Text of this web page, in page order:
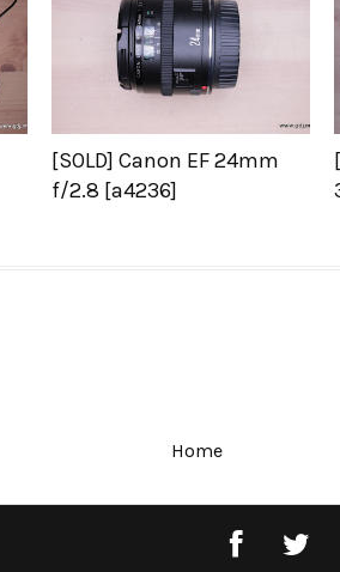
[SOLD] Canon EF 24mm
f/2.8 [a4236]
Home